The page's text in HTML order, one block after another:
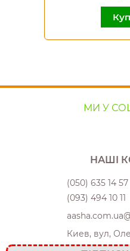
МИ У
НАШІ
(050) 635 14 57
(093) 494 10 11
Киев, вул,